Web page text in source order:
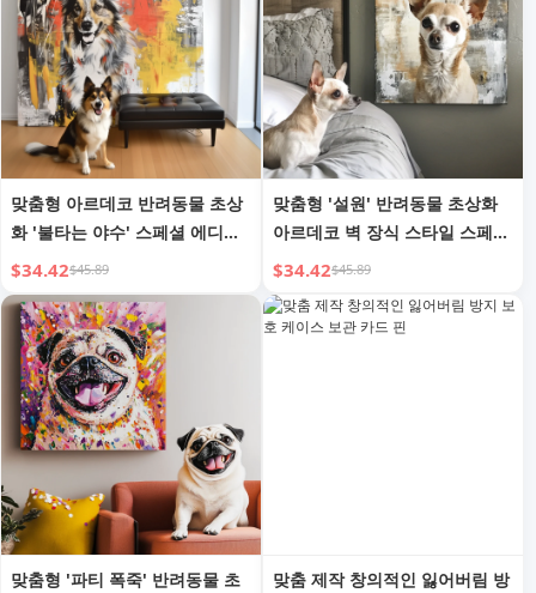
맞춤형 아르데코 반려동물 초상
화 '불타는 야수' 스페셜 에디션
텍스처 벽 예술 장식
$34.42$45.89
맞춤형 '설원' 반려동물 초상화
아르데코 벽 장식 스타일 스페셜
에디션 텍스처 아트워크
$34.42$45.89
맞춤형 '파티 폭죽' 반려동물 초
맞춤 제작 창의적인 잃어버림 방